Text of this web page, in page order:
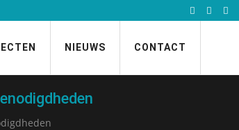
NIEUWS CONTACT